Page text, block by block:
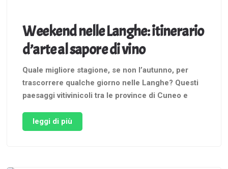
Weekend nelle Langhe: itinerario
d’arte al sapore di vino
Quale migliore stagione, se non l’autunno, per
trascorrere qualche giorno nelle Langhe? Questi
paesaggi vitivinicoli tra le province di Cuneo e
bellezza, come quella del Roero e del Monferrato,
regala scorci magnifici e dà il meglio di sé
leggi di più